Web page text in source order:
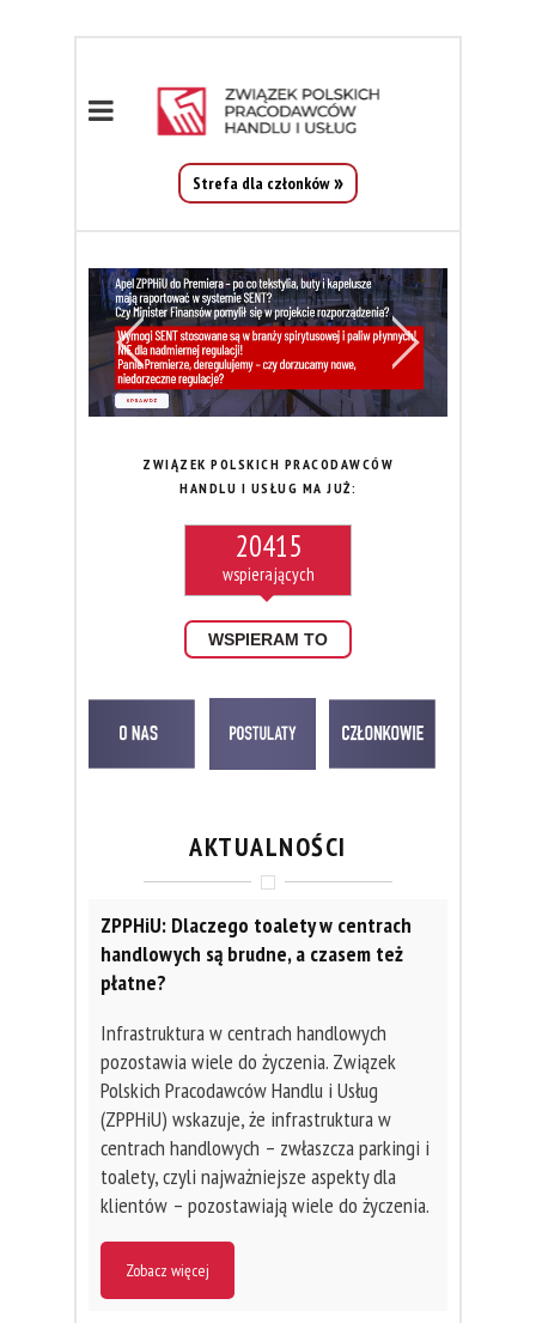
Strefa dla członków
ZWIĄZEK POLSKICH PRACODAWCÓW
HANDLU I USŁUG MA JUŻ:
WSPIERAM TO
20415
AKTUALNOŚCI
ZPPHiU: Dlaczego toalety w centrach
handlowych są brudne, a czasem też
płatne?
Infrastruktura w centrach handlowych
pozostawia wiele do życzenia. Związek
Polskich Pracodawców Handlu i Usług
(ZPPHiU) wskazuje, że infrastruktura w
centrach handlowych – zwłaszcza parkingi i
toalety, czyli najważniejsze aspekty dla
klientów – pozostawiają wiele do życzenia.
Zobacz więcej